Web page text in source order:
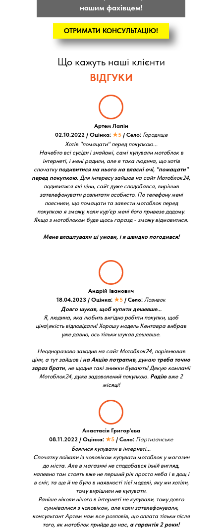
ОТРИМАТИ КОНСУЛЬТАЦІЮ!
нашим фахівцем!
Що кажуть наші клієнти
ВІДГУКИ
Хотів "помацати" перед покупкою...
Начебто всі сусіди і знайомі, самі купували мотоблок в
інтернеті, і мені радили, але я така людина, що хотів
спочаткуподивитися на нього на власні очі, "помацати"
перед покупкою. Для інтересу зайшов на сайт Мотоблок24,
подивитися які ціни, сайт дуже сподобався, вирішив
зателефонувати розпитати особисто. По телефону мені
пояснили, що помацати та завести мотоблок перед
покупкою я зможу, коли кур'єр мені його привезе додому.
Якщо з мотоблоком буде щось гаразд - зможу відмовитися.
Мене влаштували ці умови, і я швидко погодився!
Артем Лапін
02.10.2022 / Оцінка: ★5 / Село: Городище
Боялися купувати в інтернеті...
Спочатку поїхали із чоловіком купувати мотоблок у магазин
до міста. Але в магазині не сподобався їхній вигляд,
напевно там стоять вже не перший рік просто неба і в дощ і
в сніг, та ще й не було в наявності тієї моделі, яку ми хотіли,
тому вирішили не купувати.
Раніше ніколи нічого в інтернеті не купували, тому довго
сумнівалися з чоловіком, але коли зателефонували,
консультант Артем нам все розповів, що оплата тільки після
того, як мотоблок прийде до нас, а гарантія 2 роки!
Анастасія Григор'єва
08.11.2022 / Оцінка: ★5 / Село: Партизанське
Довго шукав, щоб купити дешевше...
Я, людина, яка любить вигідно робити покупки, щоб
ціна\якість відповідали! Хорошу модель Кентавра вибрав
уже давно, ось тільки шукав дешевше.
Неодноразово заходив на сайт Мотоблок24, порівнював
ціни, а тут зайшов іна Акцію потрапив, думаю треба точно
зараз брати, не щодня такі знижки бувають! Дякую компанії
Мотоблок24, дуже задоволений покупкою. Радіювже 2
місяці!
Андрій Іванович
18.04.2023 / Оцінка: ★5 / Село: Лозивок